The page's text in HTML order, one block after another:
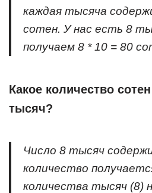
каждая тысяча
сотен. У нас есть 8
получаем 8 * 10 = 80
Какое количество
тысяч?
Число 8 тысяч
количество
количества тысяч (8)